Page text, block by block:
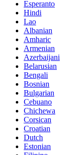
Esperanto
Hindi
Lao
Albanian
Amharic
Armenian
Azerbaijani
Belarusian
Bengali
Bosnian
Bulgarian
Cebuano
Chichewa
Corsican
Croatian
Dutch
Estonian